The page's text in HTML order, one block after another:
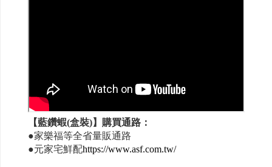
【藍鑽蝦(盒裝)】購買通路：
●家樂福等全省量販通路
●元家宅鮮配https://www.asf.com.tw/